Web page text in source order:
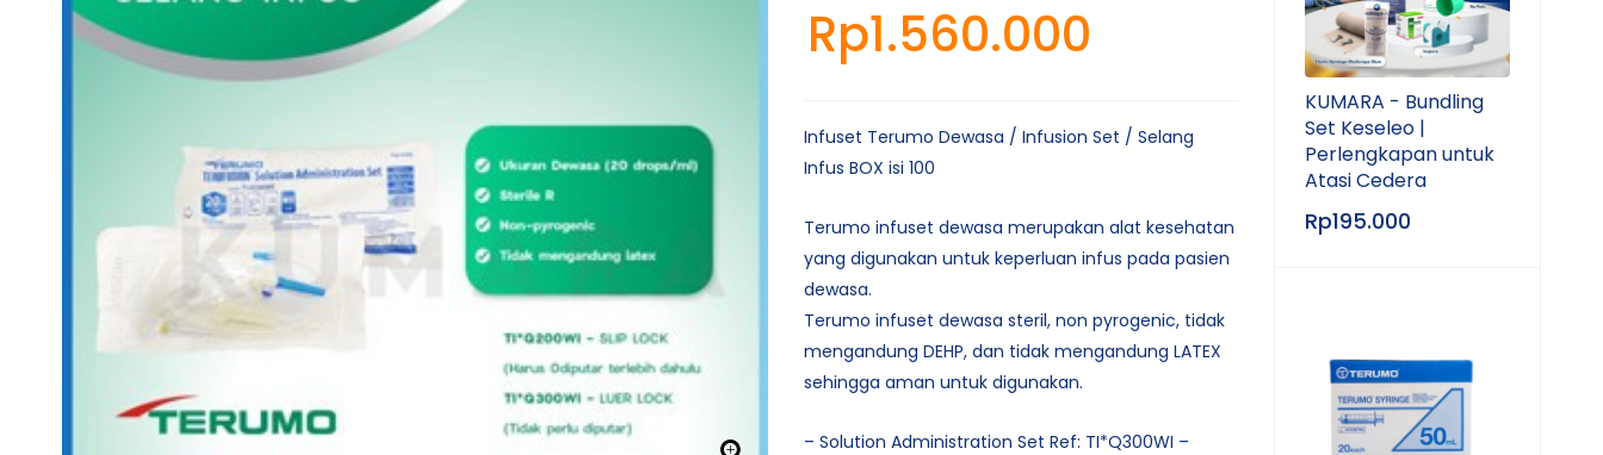
Rp1.560.000
Infuset Terumo Dewasa / Infusion Set / Selang
Infus BOX isi 100
Terumo infuset dewasa merupakan alat kesehatan
yang digunakan untuk keperluan infus pada pasien
dewasa.
Terumo infuset dewasa steril, non pyrogenic, tidak
mengandung DEHP, dan tidak mengandung LATEX
sehingga aman untuk digunakan.
– Solution Administration Set Ref: TI*Q300WI –
KUMARA - Bundling
Set Keseleo |
Perlengkapan untuk
Atasi Cedera
Rp195.000